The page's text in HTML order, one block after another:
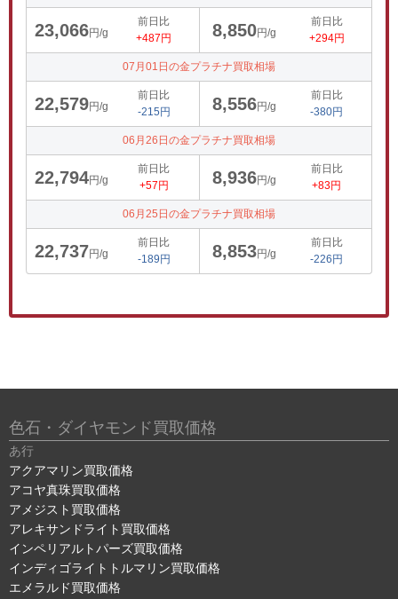
23,066円/g
前日比
+487円
8,850円/g
前日比
+294円
07月01日の金プラチナ買取相場
22,579円/g
前日比
-215円
8,556円/g
前日比
-380円
06月26日の金プラチナ買取相場
22,794円/g
前日比
+57円
8,936円/g
前日比
+83円
06月25日の金プラチナ買取相場
22,737円/g
前日比
-189円
8,853円/g
前日比
-226円
色石・ダイヤモンド買取価格
あ行
アクアマリン買取価格
アコヤ真珠買取価格
アメジスト買取価格
アレキサンドライト買取価格
インペリアルトパーズ買取価格
インディゴライトトルマリン買取価格
エメラルド買取価格